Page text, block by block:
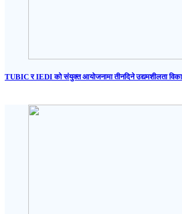
TUBIC र IEDI को संयुक्त आयोजनामा तीनदिने उद्यमशीलता